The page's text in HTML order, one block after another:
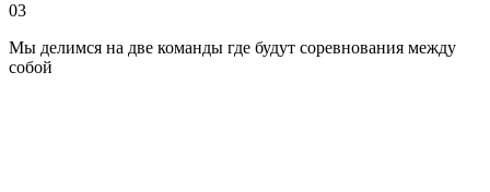
03
Мы делимся на две команды где будут соревнования между
собой